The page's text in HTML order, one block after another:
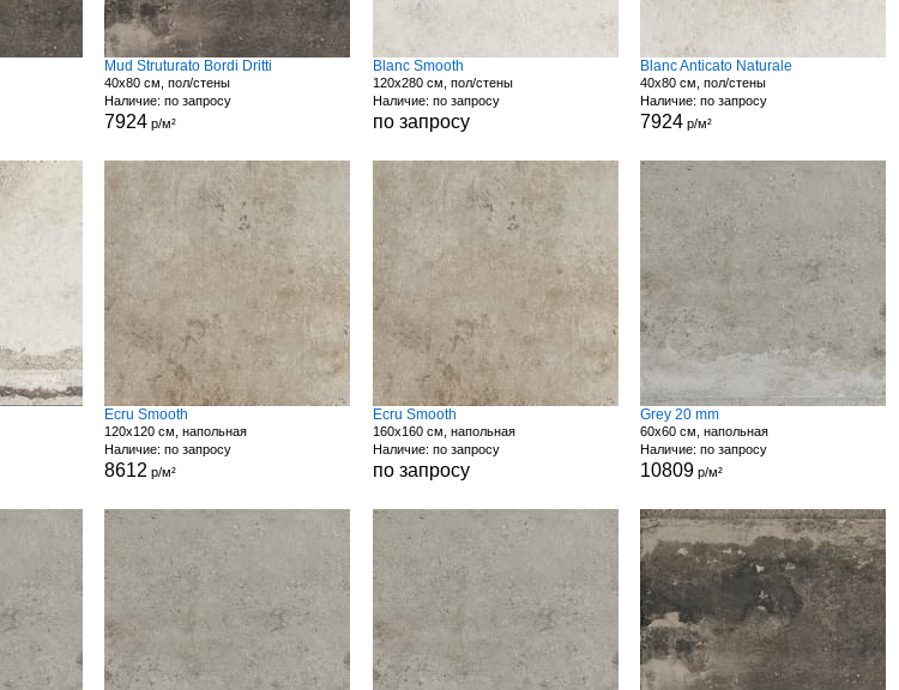
Mud Struturato Bordi Dritti
40x80 см, пол/стены
Наличие: по запросу
7924 р/м²
Blanc Smooth
120x280 см, пол/стены
Наличие: по запросу
по запросу
Blanc Anticato Naturale
40x80 см, пол/стены
Наличие: по запросу
7924 р/м²
Ecru Smooth
120x120 см, напольная
Наличие: по запросу
8612 р/м²
Ecru Smooth
160x160 см, напольная
Наличие: по запросу
по запросу
Grey 20 mm
60x60 см, напольная
Наличие: по запросу
10809 р/м²